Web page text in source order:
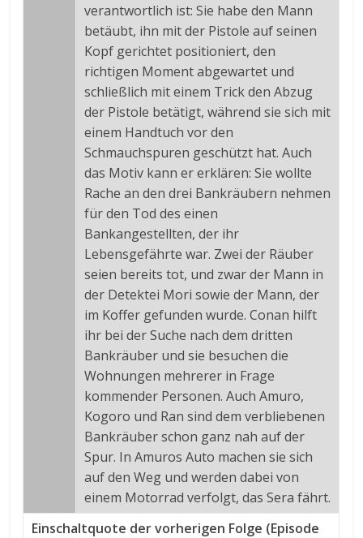
verantwortlich ist: Sie habe den Mann
betäubt, ihn mit der Pistole auf seinen
Kopf gerichtet positioniert, den
richtigen Moment abgewartet und
schließlich mit einem Trick den Abzug
der Pistole betätigt, während sie sich mit
einem Handtuch vor den
Schmauchspuren geschützt hat. Auch
das Motiv kann er erklären: Sie wollte
Rache an den drei Bankräubern nehmen
für den Tod des einen
Bankangestellten, der ihr
Lebensgefährte war. Zwei der Räuber
seien bereits tot, und zwar der Mann in
der Detektei Mori sowie der Mann, der
im Koffer gefunden wurde. Conan hilft
ihr bei der Suche nach dem dritten
Bankräuber und sie besuchen die
Wohnungen mehrerer in Frage
kommender Personen. Auch Amuro,
Kogoro und Ran sind dem verbliebenen
Bankräuber schon ganz nah auf der
Spur. In Amuros Auto machen sie sich
auf den Weg und werden dabei von
einem Motorrad verfolgt, das Sera fährt.
Einschaltquote der vorherigen Folge (Episode